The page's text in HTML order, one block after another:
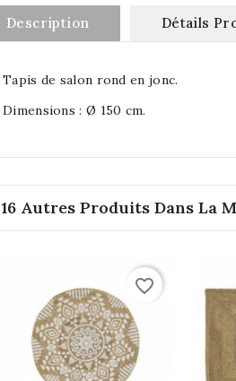
Description Détails
Tapis de salon rond en jonc.
Dimensions : Ø 150 cm.
16 Autres Produits Dans La
favorite_border